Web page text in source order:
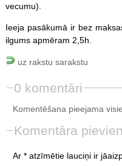
vecumu).
Ieeja pasākumā ir bez
ilgums apmēram 2,5h.
uz rakstu sarakstu
0 komentāri
Komentēšana pieejama
Komentāra
Ar * atzīmētie lauciņi ir